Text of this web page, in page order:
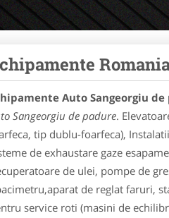
Auto Sangeorgiu
Sangeorgiu de padure.
tip dublu-foarfeca),
de exhaustare gaze
de ulei, pompe de
de reglat faruri,
service roti (masini de